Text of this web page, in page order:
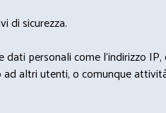
di sicurezza.
personali come l'indirizzo
altri utenti, o comunque